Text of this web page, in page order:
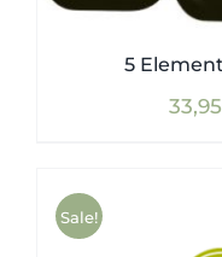
5
33,95
Sale!